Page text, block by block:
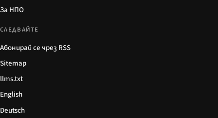
За НПО
СЛЕДВАЙТЕ
Абонирай се чрез RSS
Sitemap
llms.txt
English
Deutsch